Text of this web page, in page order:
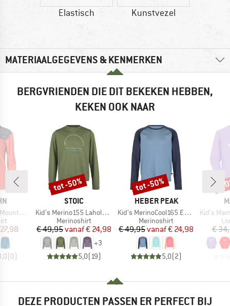
Elastisch Kunstvezel
MATERIAALGEGEVENS & KENMERKEN
BERGVRIENDEN DIE DIT BEKEKEN HEBBEN,
KEKEN OOK NAAR
MTB L/S
prijs
(0)
MERK
STOIC
Artikel
Kid's Merino155 LaholmSt. Print L/S
Productgroep
Merinoshirt
Prijs
€ 49,95 Verlaagde prijs
vanaf€ 24,98
+3
5,0( 19)
Korting
tot -50%
MERK
HEBER PEAK
Artikel
Kid's MerinoCool165 EvergreenHe. L/S
Productgroep
Merinoshirt
Prijs
€ 49,95 Verlaagde prijs
vanaf€ 24,98
5,0(2)
Korting
tot -50%
Artikel
Kid's Mammut
€
-
DEZE PRODUCTEN PASSEN ER PERFECT BIJ